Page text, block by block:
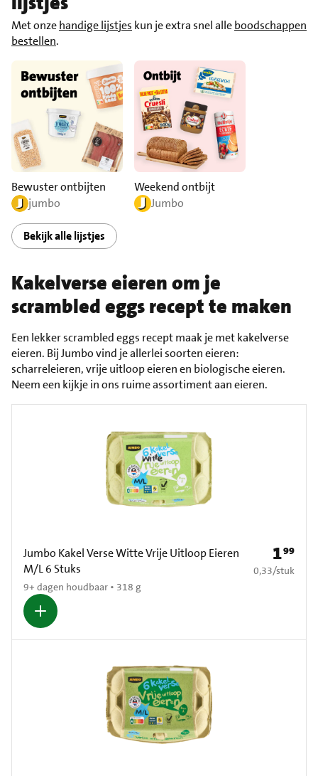
Met onzehandige lijstjes kun je extra snel alleboodschappen
bestellen.
Bewuster ontbijten
jumbo
Weekend ontbijt
Jumbo
Bekijk alle lijstjes
Kakelverse eieren om je
scrambled eggs recept te maken
Een lekker scrambled eggs recept maak je met kakelverse
eieren. Bij Jumbo vind je allerlei soorten eieren:
scharreleieren, vrije uitloop eieren en biologische eieren.
Neem een kijkje in ons ruime assortiment aan eieren.
Jumbo Kakel Verse Witte Vrije Uitloop Eieren
M/L 6 Stuks
9+ dagen houdbaar • 318 g
Prijs: €
199
€ 0,33 per stuk
0,33/stuk